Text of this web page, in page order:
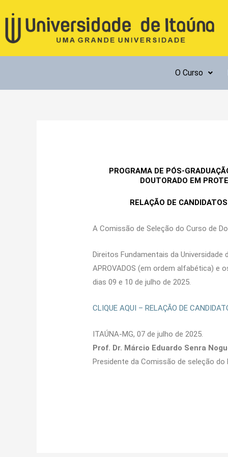
para
O Curso
PROGRAMA DE PÓS-
DOUTORADO EM
RELAÇÃO DE
A Comissão de Seleção do Curso de
Direitos Fundamentais da
APROVADOS (em ordem alfabética) e
dias 09 e 10 de julho de 2025.
CLIQUE AQUI – RELAÇÃO DE
ITAÚNA-MG, 07 de julho de 2025.
Prof. Dr. Márcio Eduardo Senra
Presidente da Comissão de seleção